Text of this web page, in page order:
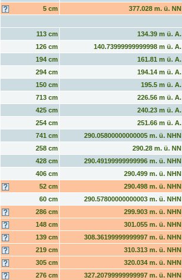
5 cm
377.028 m. ü. NN
113 cm
134.39 m ü. A.
126 cm
140.73999999999998 m ü. A.
194 cm
161.81 m ü. A.
294 cm
194.14 m ü. A.
150 cm
195.5 m ü. A.
713 cm
226.56 m ü. A.
425 cm
240.23 m ü. A.
254 cm
251.66 m ü. A.
741 cm
290.05800000000005 m. ü. NHN
258 cm
290.28 m. ü. NN
428 cm
290.49199999999996 m. ü. NHN
406 cm
290.499 m. ü. NHN
52 cm
290.498 m. ü. NHN
60 cm
290.57800000000003 m. ü. NHN
286 cm
299.903 m. ü. NHN
148 cm
301.055 m. ü. NHN
139 cm
308.36199999999997 m. ü. NHN
219 cm
310.313 m. ü. NHN
305 cm
320.034 m. ü. NHN
276 cm
327.20799999999997 m. ü. NHN